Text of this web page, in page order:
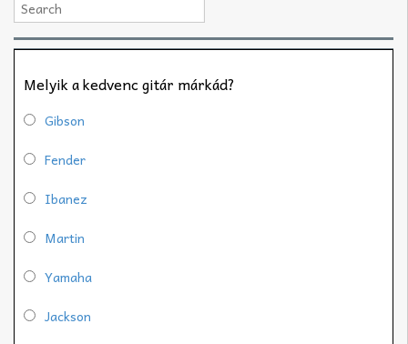
Melyik a kedvenc gitár márkád?
Gibson
Fender
Ibanez
Martin
Yamaha
Jackson